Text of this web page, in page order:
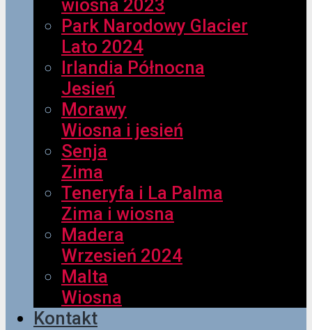
wiosna 2023
Park Narodowy Glacier
Lato 2024
Irlandia Północna
Jesień
Morawy
Wiosna i jesień
Senja
Zima
Teneryfa i La Palma
Zima i wiosna
Madera
Wrzesień 2024
Malta
Wiosna
Kontakt